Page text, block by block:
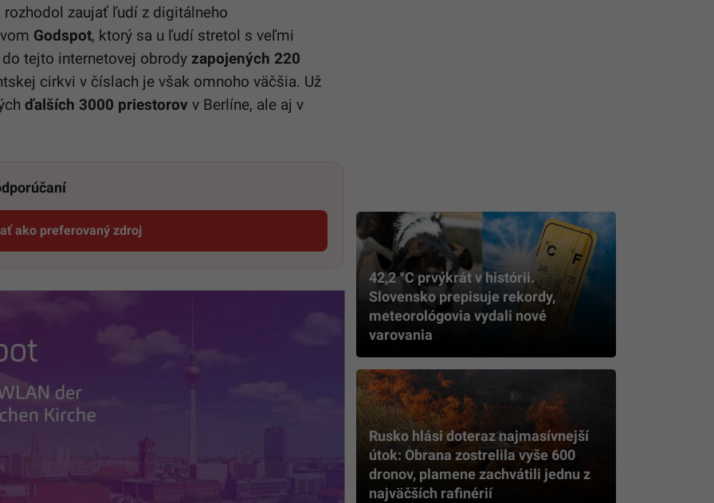
zaujať ľudí z digitálneho
Godspot, ktorý sa u ľudí stretol s veľmi
tejto internetovej obrody zapojených 220
cirkvi v číslach je však omnoho väčšia. Už
ďalších 3000 priestorov v Berlíne, ale aj v
ako preferovaný zdroj
Startitup, odkaz sa otvorí v novom okne
42,2 °C prvýkrát v histórii.
Slovensko prepisuje rekordy,
meteorológovia vydali nové
varovania
Rusko hlási doteraz najmasívnejší
útok: Obrana zostrelila vyše 600
dronov, plamene zachvátili jednu z
najväčších rafinérií